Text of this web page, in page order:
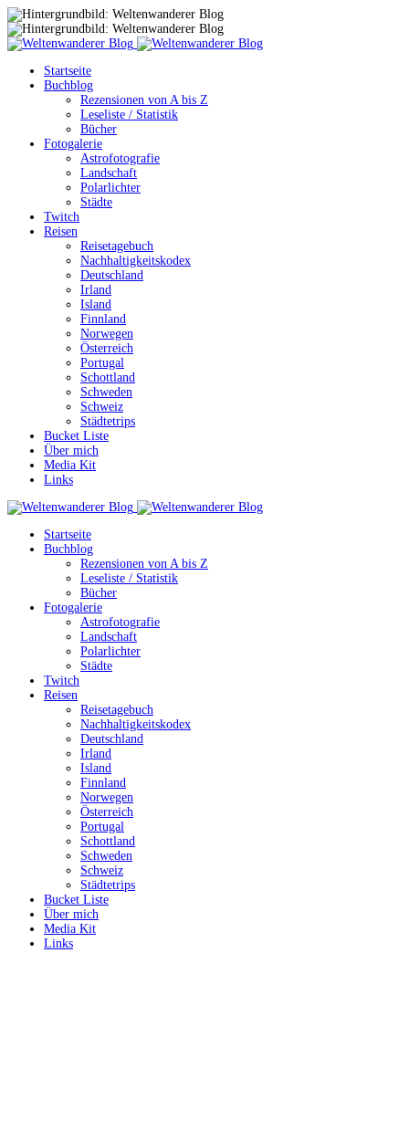
Startseite
Buchblog
Rezensionen von A bis Z
Leseliste / Statistik
Bücher
Fotogalerie
Astrofotografie
Landschaft
Polarlichter
Städte
Twitch
Reisen
Reisetagebuch
Nachhaltigkeitskodex
Deutschland
Irland
Island
Finnland
Norwegen
Österreich
Portugal
Schottland
Schweden
Schweiz
Städtetrips
Bucket Liste
Über mich
Media Kit
Links
Startseite
Buchblog
Rezensionen von A bis Z
Leseliste / Statistik
Bücher
Fotogalerie
Astrofotografie
Landschaft
Polarlichter
Städte
Twitch
Reisen
Reisetagebuch
Nachhaltigkeitskodex
Deutschland
Irland
Island
Finnland
Norwegen
Österreich
Portugal
Schottland
Schweden
Schweiz
Städtetrips
Bucket Liste
Über mich
Media Kit
Links